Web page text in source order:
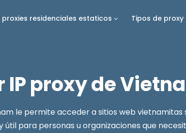
residenciales estaticos Tipos de proxy
IP proxy de
le permite acceder a sitios web vietnamitas
útil para personas u organizaciones que